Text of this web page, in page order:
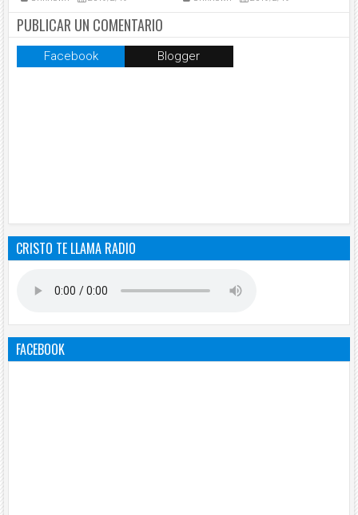
PUBLICAR UN COMENTARIO
Facebook Blogger
CRISTO TE LLAMA RADIO
FACEBOOK